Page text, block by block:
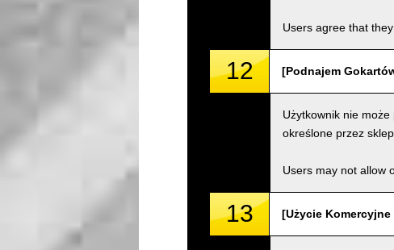
Users agree that
12 [Podnajem
Użytkownik nie
określone przez
Users may not allow
13 [Użycie Komercyjne